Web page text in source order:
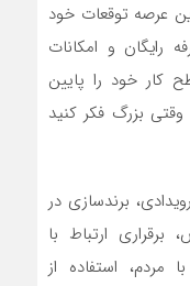
عرصه توقعات خود
رایگان و امکانات
کار خود را پایین
بزرگ فکر کنید
برندسازی در
ارتباط با
مردم، استفاده از